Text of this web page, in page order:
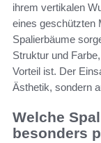
ihrem vertikalen
eines geschützten
Spalierbäume
Struktur und
Vorteil ist. Der
Ästhetik, sondern
Welche
besonders